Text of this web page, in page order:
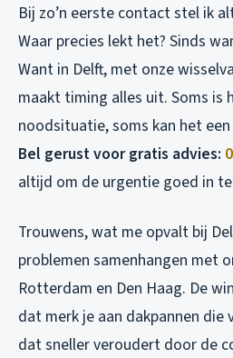
Bij zo’n eerste contact stel ik
Waar precies lekt het? Sinds
Want in Delft, met onze
maakt timing alles uit. Soms is
noodsituatie, soms kan het
Bel gerust voor gratis advies:
altijd om de urgentie goed in
Trouwens, wat me opvalt bij
problemen samenhangen met
Rotterdam en Den Haag. De
dat merk je aan dakpannen die
dat sneller veroudert door de